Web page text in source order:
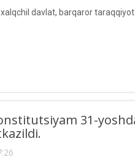
davlat, barqaror
31-